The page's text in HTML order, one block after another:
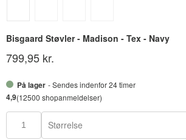
Bisgaard Støvler - Madison - Tex - Navy
799,95 kr.
På lager - Sendes indenfor 24 timer
4,9(12500 shopanmeldelser)
Størrelse